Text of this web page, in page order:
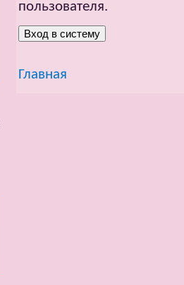
пользователя.
Главная